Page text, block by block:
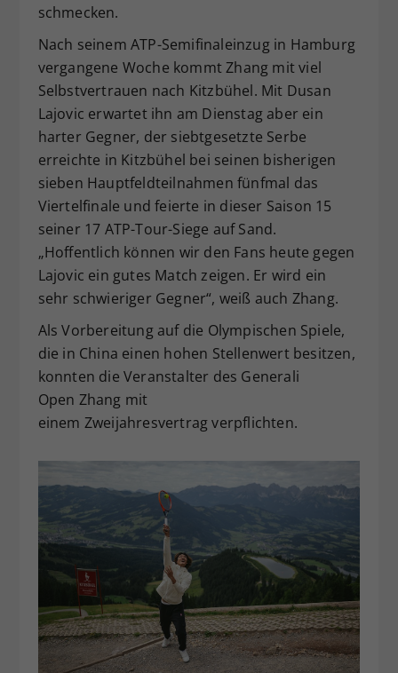
schmecken.
Nach seinem ATP-Semifinaleinzug in Hamburg
vergangene Woche kommt Zhang mit viel
Selbstvertrauen nach Kitzbühel. Mit Dusan
Lajovic erwartet ihn am Dienstag aber ein
harter Gegner, der siebtgesetzte Serbe
erreichte in Kitzbühel bei seinen bisherigen
sieben Hauptfeldteilnahmen fünfmal das
Viertelfinale und feierte in dieser Saison 15
seiner 17 ATP-Tour-Siege auf Sand.
„Hoffentlich können wir den Fans heute gegen
Lajovic ein gutes Match zeigen. Er wird ein
sehr schwieriger Gegner“, weiß auch Zhang.
Als Vorbereitung auf die Olympischen Spiele,
die in China einen hohen Stellenwert besitzen,
konnten die Veranstalter des Generali
Open Zhang mit
einem Zweijahresvertrag verpflichten.